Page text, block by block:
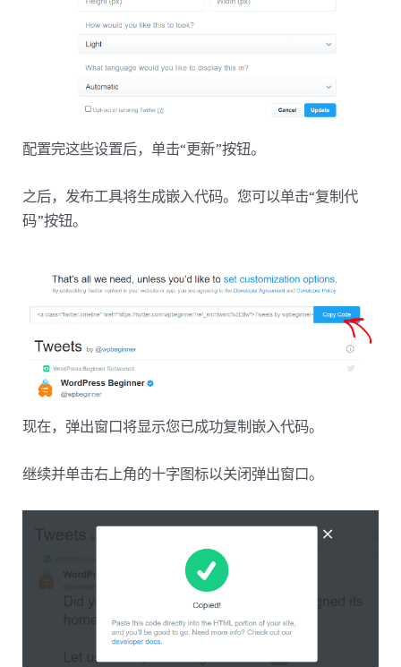
配置完这些设置后，单击“更新”按钮。
之后，发布工具将生成嵌入代码。您可以单击“复制代
码”按钮。
现在，弹出窗口将显示您已成功复制嵌入代码。
继续并单击右上角的十字图标以关闭弹出窗口。